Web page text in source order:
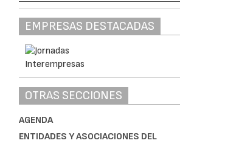
EMPRESAS DESTACADAS
OTRAS SECCIONES
AGENDA
ENTIDADES Y ASOCIACIONES DEL